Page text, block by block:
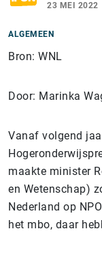
23 MEI 2022
ALGEMEEN
Bron: WNL
Door: Marinka
Vanaf volgend
maakte minister
en Wetenschap)
Nederland op
het mbo, daar